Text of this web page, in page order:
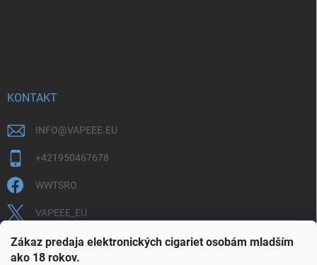
Zákaz predaja elektronických cigariet osobám mladším
ako 18 rokov.
KONTAKT
INFO@VAPEEE.EU
+421950467678
WWTSRO
VAPEEE_EU
VAPEEE.EU